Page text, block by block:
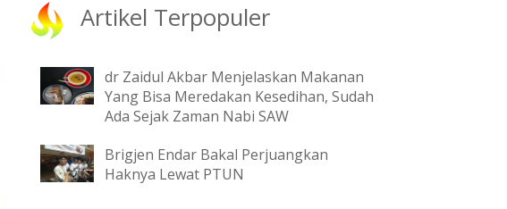
Artikel Terpopuler
dr Zaidul Akbar Menjelaskan Makanan
Yang Bisa Meredakan Kesedihan, Sudah
Ada Sejak Zaman Nabi SAW
Brigjen Endar Bakal Perjuangkan
Haknya Lewat PTUN